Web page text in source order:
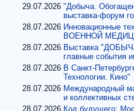
29.07.2026 "Добыча.
выставка-форум
28.07.2026 Инновационные
ВОЕННОЙ
28.07.2026 Выставка
главные события
28.07.2026 В Санкт-
Технологии. Кино"
28.07.2026 Международный
и коллективных
28.07.2026 Код будущего: